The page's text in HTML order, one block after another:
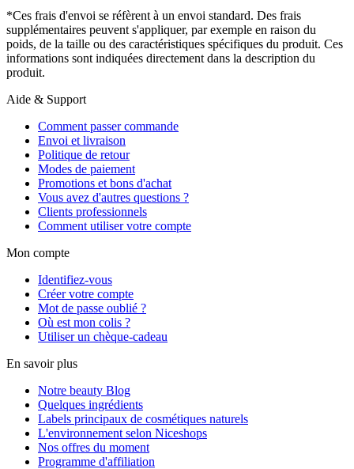
*Ces frais d'envoi se réfèrent à un envoi standard. Des frais
supplémentaires peuvent s'appliquer, par exemple en raison du
poids, de la taille ou des caractéristiques spécifiques du produit. Ces
informations sont indiquées directement dans la description du
produit.
Aide & Support
Comment passer commande
Envoi et livraison
Politique de retour
Modes de paiement
Promotions et bons d'achat
Vous avez d'autres questions ?
Clients professionnels
Comment utiliser votre compte
Mon compte
Identifiez-vous
Créer votre compte
Mot de passe oublié ?
Où est mon colis ?
Utiliser un chèque-cadeau
En savoir plus
Notre beauty Blog
Quelques ingrédients
Labels principaux de cosmétiques naturels
L'environnement selon Niceshops
Nos offres du moment
Programme d'affiliation